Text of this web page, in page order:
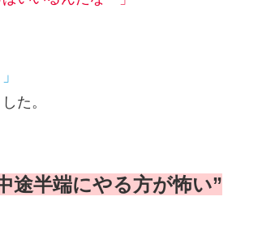
た。
途半端にやる方が怖い”